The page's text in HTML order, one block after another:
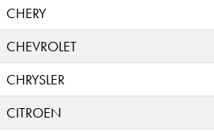
CHERY
CHEVROLET
CHRYSLER
CITROEN